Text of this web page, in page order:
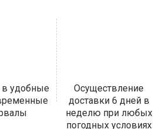
в удобные
Осуществление
доставки 6 дней в
неделю при любых
погодных условиях